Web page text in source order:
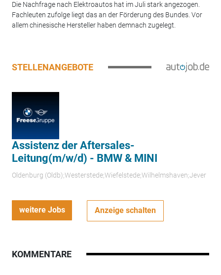
Die Nachfrage nach Elektroautos hat im Juli stark angezogen.
Fachleuten zufolge liegt das an der Förderung des Bundes. Vor
allem chinesische Hersteller haben demnach zugelegt.
STELLENANGEBOTE
Assistenz der Aftersales-
Leitung(m/w/d) - BMW & MINI
Oldenburg (Oldb);Westerstede;Wiefelstede;Wilhelmshaven;Jever
weitere Jobs Anzeige schalten
KOMMENTARE